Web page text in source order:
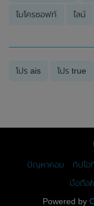
ไมโครซอฟท์ ไลน์
โปร ais โปร true
ปัญหาคอม ทิปไอ
มือถือ/
Powered by